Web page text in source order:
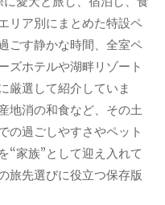
リア別にまとめた特設ペ
ごす静かな時間、全室ペ
ズホテルや湖畔リゾート
厳選して紹介していま
地消の和食など、その土
の過ごしやすさやペット
“家族”として迎え入れて
旅先選びに役立つ保存版